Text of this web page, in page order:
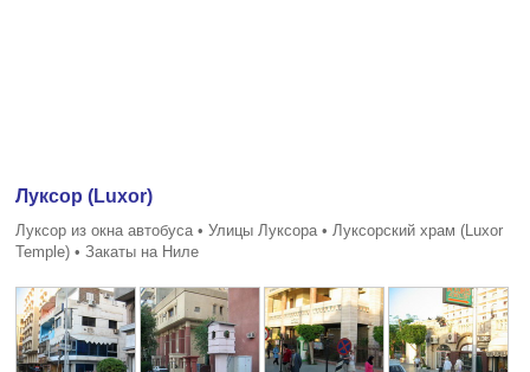
Луксор (Luxor)
Луксор из окна автобуса • Улицы Луксора • Луксорский храм (Luxor
Temple) • Закаты на Ниле